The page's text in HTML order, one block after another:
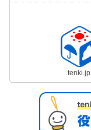
tenki.jp